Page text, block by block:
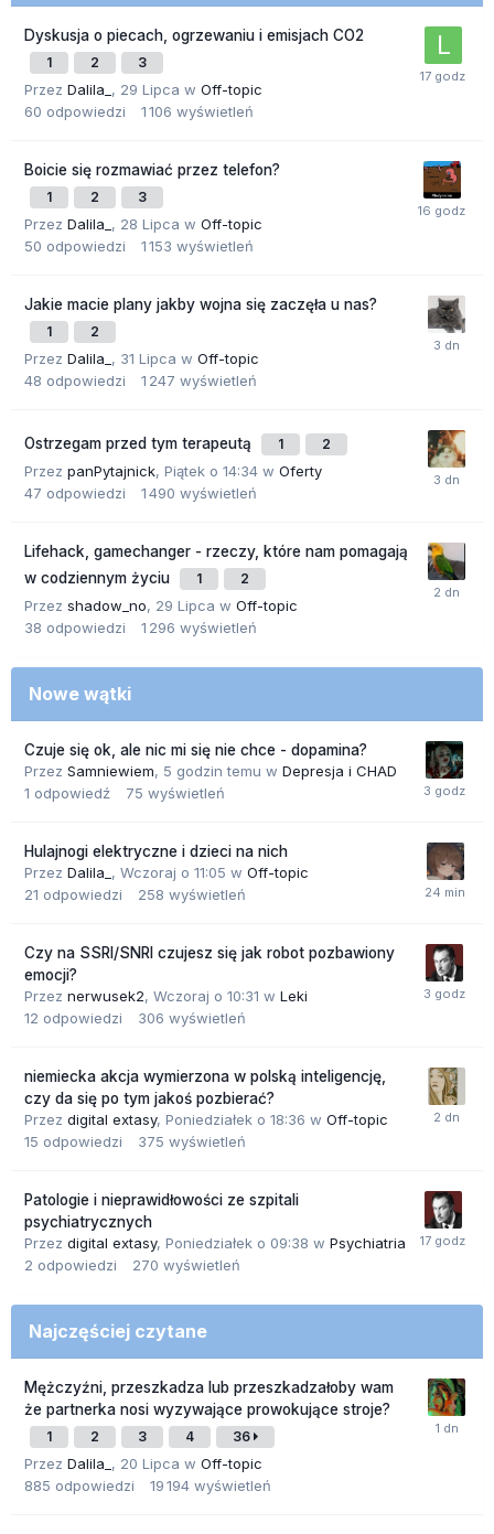
Dyskusja o piecach, ogrzewaniu i emisjach CO2
1 2 3
Przez Dalila_ , 29 Lipca w Off-topic
60 odpowiedzi 1 106 wyświetleń
Boicie się rozmawiać przez telefon?
1 2 3
Przez Dalila_ , 28 Lipca w Off-topic
50 odpowiedzi 1 153 wyświetleń
Jakie macie plany jakby wojna się zaczęła u nas?
1 2
Przez Dalila_ , 31 Lipca w Off-topic
48 odpowiedzi 1 247 wyświetleń
Ostrzegam przed tym terapeutą 1 2
Przez panPytajnick, Piątek o 14:34 w Oferty
47 odpowiedzi 1 490 wyświetleń
Lifehack, gamechanger - rzeczy, które nam pomagają
w codziennym życiu
1 2
Przez shadow_no, 29 Lipca w Off-topic
38 odpowiedzi 1 296 wyświetleń
Nowe wątki
Czuje się ok, ale nic mi się nie chce - dopamina?
Przez Samniewiem, 5 godzin temu w Depresja i CHAD
1 odpowiedź 75 wyświetleń
Hulajnogi elektryczne i dzieci na nich
Przez Dalila_ , Wczoraj o 11:05 w Off-topic
21 odpowiedzi 258 wyświetleń
Czy na SSRI/SNRI czujesz się jak robot pozbawiony
emocji?
Przez nerwusek2, Wczoraj o 10:31 w Leki
12 odpowiedzi 306 wyświetleń
niemiecka akcja wymierzona w polską inteligencję,
czy da się po tym jakoś pozbierać?
Przez digital extasy, Poniedziałek o 18:36 w Off-topic
15 odpowiedzi 375 wyświetleń
Patologie i nieprawidłowości ze szpitali
psychiatrycznych
Przez digital extasy, Poniedziałek o 09:38 w Psychiatria
2 odpowiedzi 270 wyświetleń
Najczęściej czytane
Mężczyźni, przeszkadza lub przeszkadzałoby wam
że partnerka nosi wyzywające prowokujące stroje?
1 2 3 4 36
Przez Dalila_ , 20 Lipca w Off-topic
885 odpowiedzi 19 194 wyświetleń